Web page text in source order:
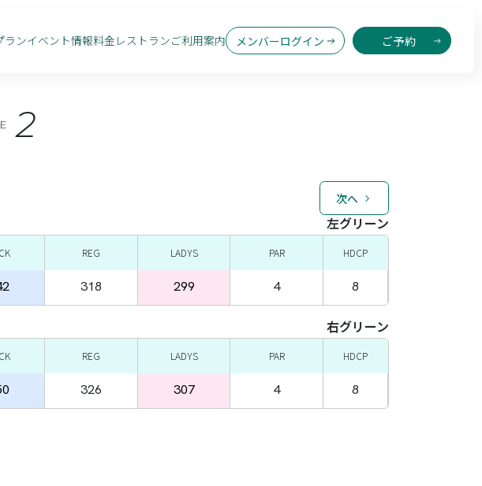
ランイベント情報料金 レストランご利用案内 メンバーログイン ご予約
2
次へ
左グリーン
REG LADYS PAR HDCP
318 299 4 8
右グリーン
REG LADYS PAR HDCP
326 307 4 8